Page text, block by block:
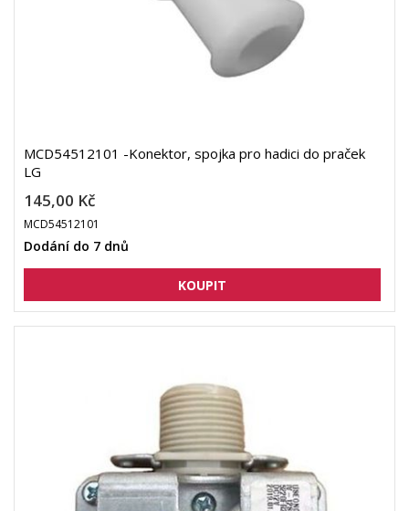
MCD54512101 -Konektor, spojka pro hadici do praček
LG
145,00 Kč
MCD54512101
Dodání do 7 dnů